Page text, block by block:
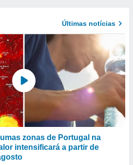
Últimas notícias
zonas de Portugal na
intensificará a partir de